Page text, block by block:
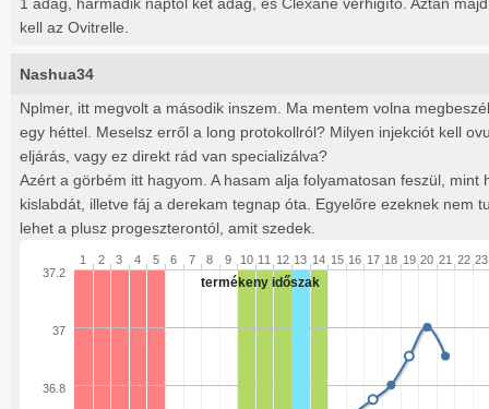
kell az Ovitrelle.
Nashua34
Nplmer, itt megvolt a második inszem. Ma mentem volna
egy héttel. Meselsz erről a long protokollról? Milyen injekciót kell
eljárás, vagy ez direkt rád van specializálva?
Azért a görbém itt hagyom. A hasam alja folyamatosan feszül, mint
kislabdát, illetve fáj a derekam tegnap óta. Egyelőre ezeknek nem
lehet a plusz progeszterontól, amit szedek.
termékeny időszak
1 2 3 4 5 6 7 8 9 10 11 12 13 14 15 16 17 18 19 20 21 22 23
36.8
37
37.2